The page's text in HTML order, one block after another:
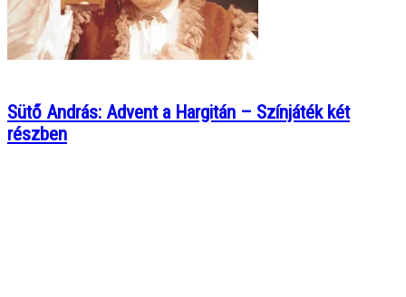
Sütő András: Advent a Hargitán – Színjáték két
részben